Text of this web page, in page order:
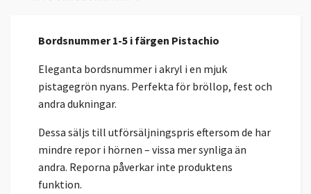
Bordsnummer 1-5 i färgen Pistachio
Eleganta bordsnummer i akryl i en mjuk
pistagegrön nyans. Perfekta för bröllop, fest och
andra dukningar.
Dessa säljs till utförsäljningspris eftersom de har
mindre repor i hörnen – vissa mer synliga än
andra. Reporna påverkar inte produktens
funktion.